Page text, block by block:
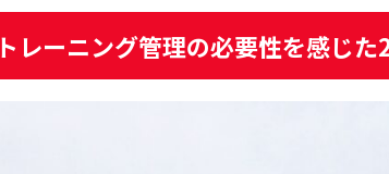
トレーニング管理の必要性を感じ